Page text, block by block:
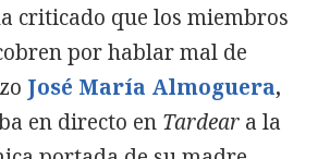
criticado que los miembros
por hablar mal de
José María Almoguera,
en directo en Tardear a la